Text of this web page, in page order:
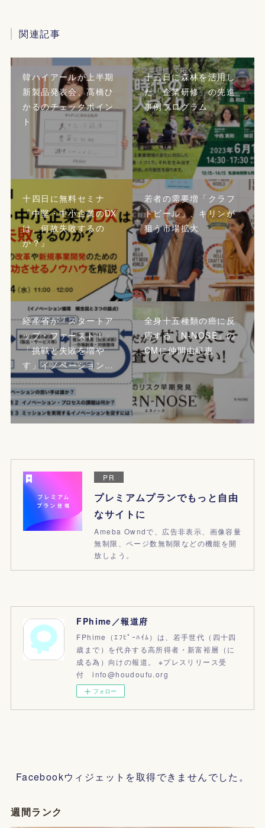
関連記事
韓ハイアールが上半期
新製品発表会、髙橋ひ
かるのチェックポイン
ト
十三日に森林を活用し
た「企業研修」の先進
事例プログラム
十四日に無料セミナ
『中堅・中小企業のDX
は、何故失敗するの
か？』
若者の需要増「クラフ
トビール」、キリンが
狙う市場拡大
経産省が「スタートア
ップ・ファースト！」
「挑戦と失敗を増や
す」イノベーション…
全身十五種類の癌に反
応する『N-NOSE』の
CMに仲間由紀恵
PR
プレミアムプランでもっと自由
なサイトに
Ameba Owndで、広告非表示、画像容量
無制限、ページ数無制限などの機能を開
放しよう。
FPhime／報道府
FPhime（ｴﾌﾋﾟｰﾊｲﾑ）は、若手世代（四十四
歳まで）を代弁する高所得者・新富裕層（に
成る為）向けの報道。 ※プレスリリース受
付 info@houdoufu.org
フォロー
Facebookウィジェットを取得できませんでした。
週間ランク